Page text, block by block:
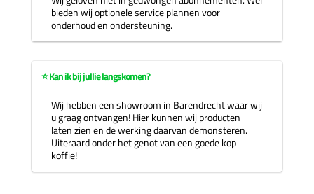
bieden wij optionele service plannen voor
onderhoud en ondersteuning.
⭐ Kan ik bij jullie langskomen?
Wij hebben een showroom in Barendrecht waar wij
u graag ontvangen! Hier kunnen wij producten
laten zien en de werking daarvan demonsteren.
Uiteraard onder het genot van een goede kop
koffie!